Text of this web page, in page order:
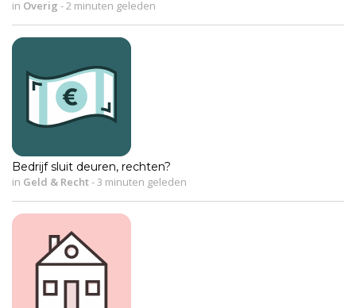
in Overig -2 minuten geleden
Bedrijf sluit deuren, rechten?
in Geld & Recht-3 minuten geleden